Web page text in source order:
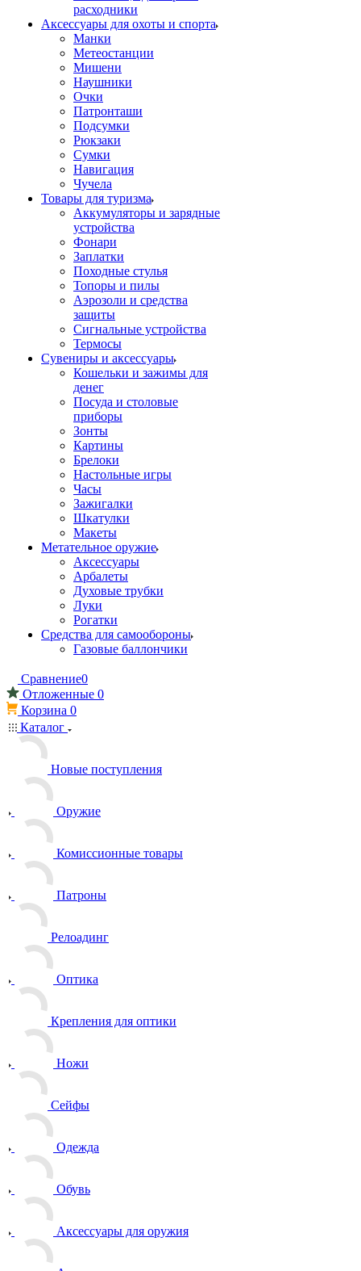
расходники
Аксессуары для охоты и спорта
Манки
Метеостанции
Мишени
Наушники
Очки
Патронташи
Подсумки
Рюкзаки
Сумки
Навигация
Чучела
Товары для туризма
Аккумуляторы и зарядные
устройства
Фонари
Заплатки
Походные стулья
Топоры и пилы
Аэрозоли и средства
защиты
Сигнальные устройства
Термосы
Сувениры и аксессуары
Кошельки и зажимы для
денег
Посуда и столовые
приборы
Зонты
Картины
Брелоки
Настольные игры
Часы
Зажигалки
Шкатулки
Макеты
Метательное оружие
Аксессуары
Арбалеты
Духовые трубки
Луки
Рогатки
Средства для самообороны
Газовые баллончики
Сравнение0
Отложенные 0
Корзина 0
Каталог
Новые поступления
Оружие
Комиссионные товары
Патроны
Релоадинг
Оптика
Крепления для оптики
Ножи
Сейфы
Одежда
Обувь
Аксессуары для оружия